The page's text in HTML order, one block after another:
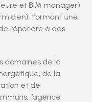
et BIM manager)
formant une
répondre à des
domaines de la
de la
et de
l’agence